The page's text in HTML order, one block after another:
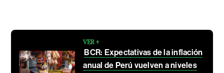
VER +
BCR: Expectativas de la inflación
anual de Perú vuelven a niveles